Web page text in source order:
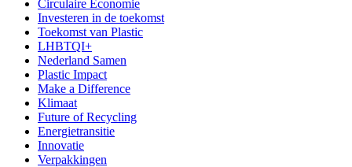
Circulaire Economie
Investeren in de toekomst
Toekomst van Plastic
LHBTQI+
Nederland Samen
Plastic Impact
Make a Difference
Klimaat
Future of Recycling
Energietransitie
Innovatie
Verpakkingen